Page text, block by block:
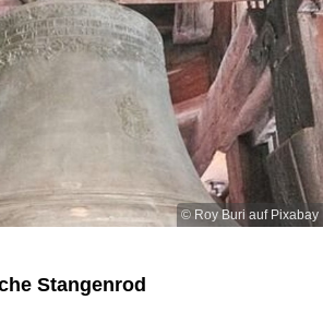
© Roy Buri auf Pixabay
Stangenrod